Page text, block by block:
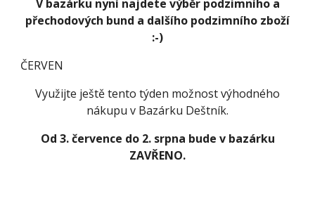
V bazárku nyní najdete výběr podzimního a
přechodových bund a dalšího podzimního zboží
:-)
ČERVEN
Využijte ještě tento týden možnost výhodného
nákupu v Bazárku Deštník.
Od 3. července do 2. srpna bude v bazárku
ZAVŘENO.